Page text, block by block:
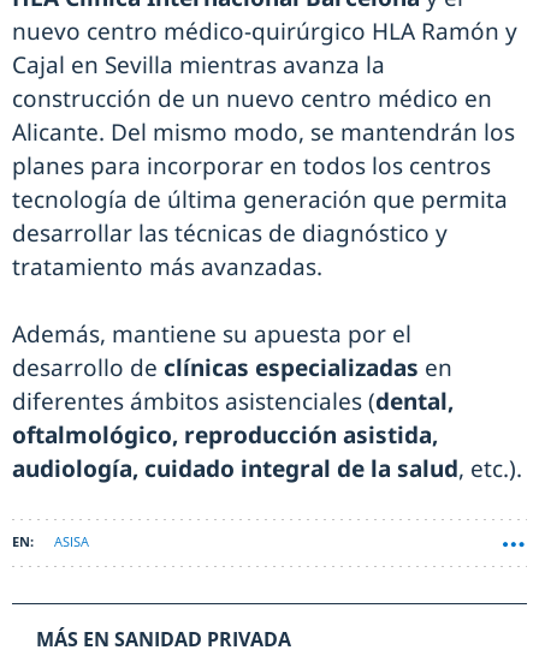
nuevo centro médico-quirúrgico HLA Ramón y
Cajal en Sevilla mientras avanza la
construcción de un nuevo centro médico en
Alicante. Del mismo modo, se mantendrán los
planes para incorporar en todos los centros
tecnología de última generación que permita
desarrollar las técnicas de diagnóstico y
tratamiento más avanzadas.
Además, mantiene su apuesta por el
desarrollo de clínicas especializadas en
diferentes ámbitos asistenciales (dental,
oftalmológico, reproducción asistida,
audiología, cuidado integral de la salud, etc.).
ASISA
MÁS EN SANIDAD PRIVADA